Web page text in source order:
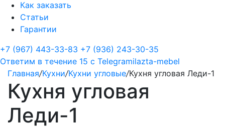
Как заказать
Статьи
Гарантии
+7 (967) 443-33-83 +7 (936) 243-30-35
Ответим в течение 15 с Telegramilazta-mebel
Главная/Кухни/Кухни угловые/Кухня угловая Леди-1
Кухня угловая
Леди-1